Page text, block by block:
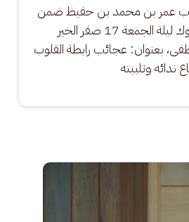
عمر بن محمد بن حفيظ ضمن
سلسلة إرشادات السلوك ليلة الجمعة 17 صفر الخير
بعنوان: عجائب رابطة القلوب
وتلبيته